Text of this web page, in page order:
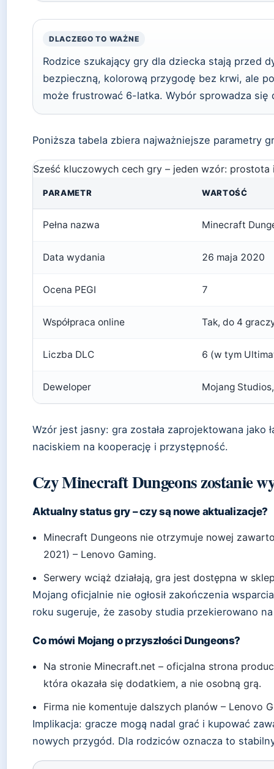
DLACZEGO TO WAŻNE
Rodzice szukający gry dla dziecka stają przed
bezpieczną, kolorową przygodę bez krwi, ale
może frustrować 6-latka. Wybór sprowadza się
Poniższa tabela zbiera najważniejsze parametry
Sześć kluczowych cech gry – jeden wzór:
PARAMETR WARTOŚĆ
Pełna nazwa Minecraft
Data wydania 26 maja 2020
Ocena PEGI 7
Współpraca online Tak, do 4
Liczba DLC 6 (w tym
Deweloper Mojang
Wzór jest jasny: gra została zaprojektowana jako
naciskiem na kooperację i przystępność.
Czy Minecraft Dungeons zostanie
Aktualny status gry – czy są nowe aktualizacje?
Minecraft Dungeons nie otrzymuje nowej
2021) – Lenovo Gaming.
Serwery wciąż działają, gra jest dostępna w
Mojang oficjalnie nie ogłosił zakończenia
roku sugeruje, że zasoby studia przekierowano
Co mówi Mojang o przyszłości Dungeons?
Na stronie Minecraft.net – oficjalna strona
która okazała się dodatkiem, a nie osobną grą.
Firma nie komentuje dalszych planów – Lenovo
Implikacja: gracze mogą nadal grać i kupować
nowych przygód. Dla rodziców oznacza to